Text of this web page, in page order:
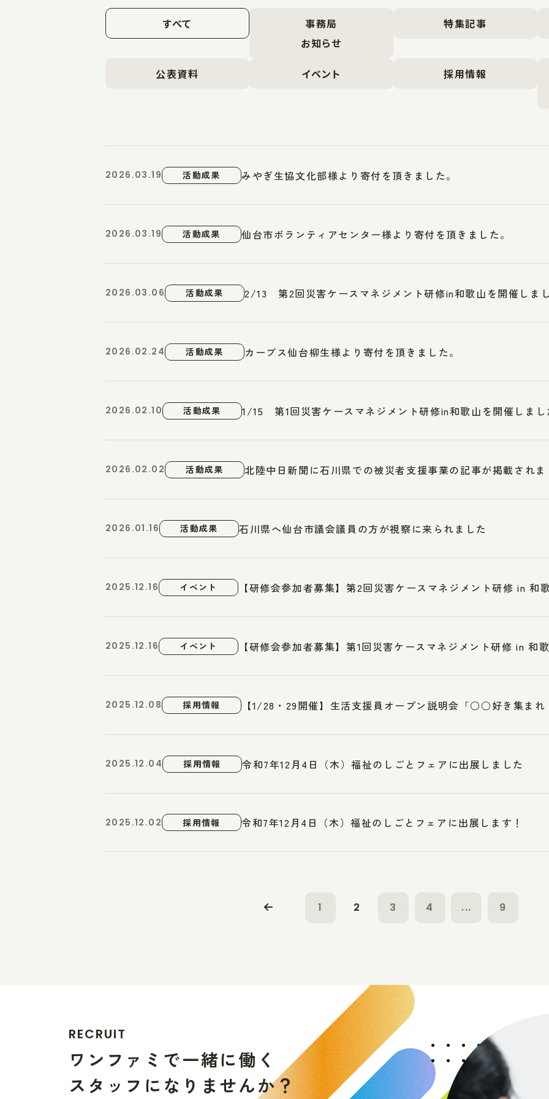
すべて
事務局
お知らせ
特集記事
公表資料 イベント 採用情報
2026.03.19 活動成果 みやぎ生協文化部様より寄付を頂きました。
2026.03.19 活動成果 仙台市ボランティアセンター様より寄付を頂きました。
2026.03.06 活動成果 2/13 第2回災害ケースマネジメント研修in和歌山を開催しま
2026.02.24 活動成果 カーブス仙台柳生様より寄付を頂きました。
2026.02.10 活動成果 1/15 第1回災害ケースマネジメント研修in和歌山を開催しまし
2026.02.02 活動成果 北陸中日新聞に石川県での被災者支援事業の記事が掲載されま
2026.01.16 活動成果 石川県へ仙台市議会議員の方が視察に来られました
2025.12.16 イベント 【研修会参加者募集】第2回災害ケースマネジメント研修 in 和
2025.12.16 イベント 【研修会参加者募集】第1回災害ケースマネジメント研修 in 和
2025.12.08 採用情報 【1/28・29開催】生活支援員オープン説明会「○○好き集まれ
2025.12.04 採用情報 令和7年12月4日（木）福祉のしごとフェアに出展しました
2025.12.02 採用情報 令和7年12月4日（木）福祉のしごとフェアに出展します！
1 2 3 4 ... 9
RECRUIT
ワ ン フ ァ ミ で一緒に働 く
ス タ ッ フ に な り ませんか？